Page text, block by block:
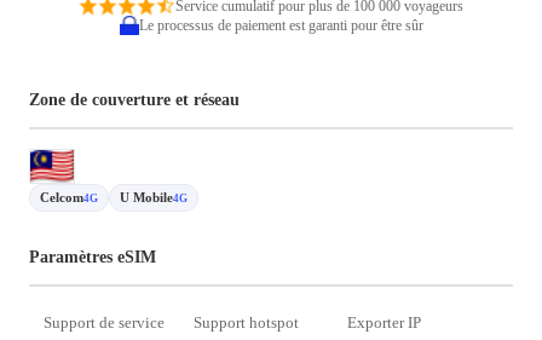
Service cumulatif pour plus de 100 000 voyageurs
Le processus de paiement est garanti pour être sûr
Zone de couverture et réseau
Celcom4G U Mobile4G
Paramètres eSIM
Support de service
Support hotspot
Exporter IP